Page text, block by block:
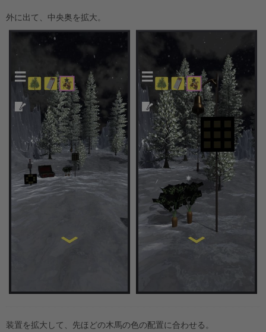
外に出て、中央奥を拡大。
装置を拡大して、先ほどの木馬の色の配置に合わせる。